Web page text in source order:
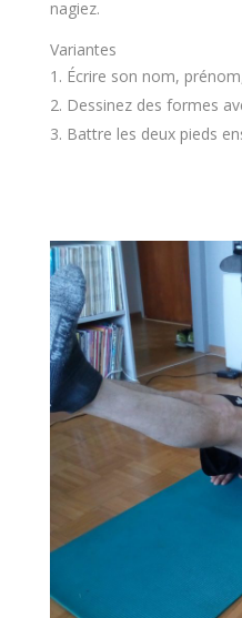
nagiez.
Variantes
Écrire son nom,
Dessinez des formes
Battre les deux pieds